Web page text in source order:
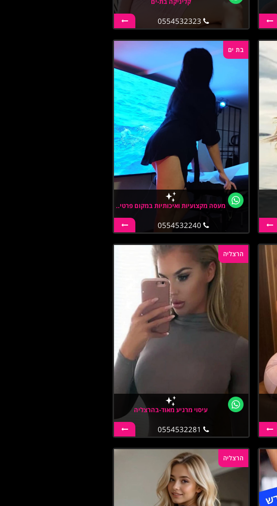
0554532323
בת ים
מעסה מקצועיות ואיכותיות במקום פרטי..
0554532240
הרצליה
עיסוי מרגיע מאוד-בהרצליה
0554532281
הרצליה